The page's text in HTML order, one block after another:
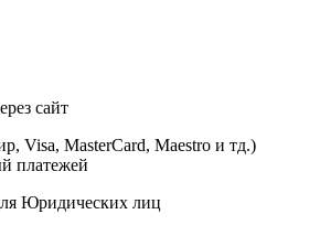
сайт
Visa, MasterCard, Maestro и тд.)
платежей
Юридических лиц